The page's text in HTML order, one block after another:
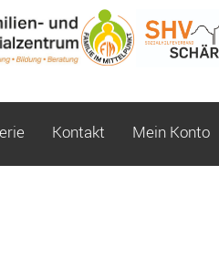
Kontakt Mein Konto